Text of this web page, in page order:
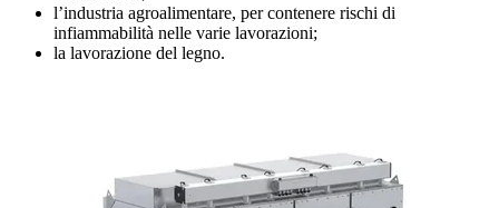
l’industria agroalimentare, per contenere rischi di
infiammabilità nelle varie lavorazioni;
la lavorazione del legno.